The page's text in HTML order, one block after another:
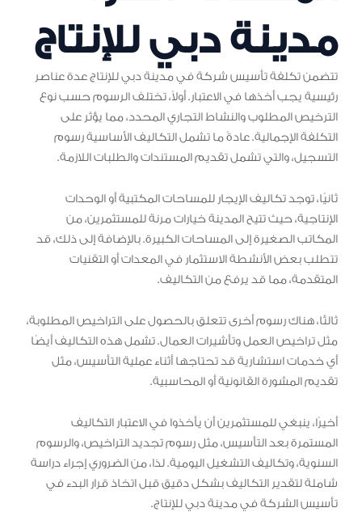
مدينة دبي للإنتاج
تتضمن تكلفة تأسيس شركة في مدينة دبي للإنتاج عدة عناصر
رئيسية يجب أخذها في الاعتبار. أولاً، تختلف الرسوم حسب نوع
الترخيص المطلوب والنشاط التجاري المحدد، مما يؤثر على
التكلفة الإجمالية. عادةً ما تشمل التكاليف الأساسية رسوم
التسجيل، والتي تشمل تقديم المستندات والطلبات اللازمة.
ثانيًا، توجد تكاليف الإيجار للمساحات المكتبية أو الوحدات
الإنتاجية، حيث تتيح المدينة خيارات مرنة للمستثمرين، من
المكاتب الصغيرة إلى المساحات الكبيرة. بالإضافة إلى ذلك، قد
تتطلب بعض الأنشطة الاستثمار في المعدات أو التقنيات
المتقدمة، مما قد يرفع من التكاليف.
ثالثًا، هناك رسوم أخرى تتعلق بالحصول على التراخيص المطلوبة،
مثل تراخيص العمل وتأشيرات العمال. تشمل هذه التكاليف أيضًا
أي خدمات استشارية قد تحتاجها أثناء عملية التأسيس، مثل
تقديم المشورة القانونية أو المحاسبية.
أخيرًا، ينبغي للمستثمرين أن يأخذوا في الاعتبار التكاليف
المستمرة بعد التأسيس، مثل رسوم تجديد التراخيص، والرسوم
السنوية، وتكاليف التشغيل اليومية. لذا، من الضروري إجراء دراسة
شاملة لتقدير التكاليف بشكل دقيق قبل اتخاذ قرار البدء في
تأسيس الشركة في مدينة دبي للإنتاج.